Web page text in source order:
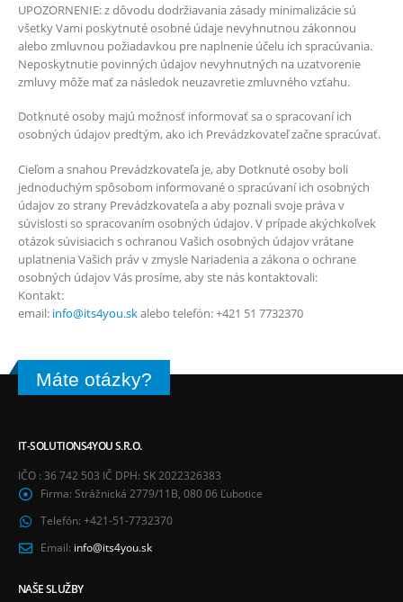
UPOZORNENIE: z dôvodu dodržiavania zásady minimalizácie sú
všetky Vami poskytnuté osobné údaje nevyhnutnou zákonnou
alebo zmluvnou požiadavkou pre naplnenie účelu ich spracúvania.
Neposkytnutie povinných údajov nevyhnutných na uzatvorenie
zmluvy môže mať za následok neuzavretie zmluvného vzťahu.
Dotknuté osoby majú možnosť informovať sa o spracovaní ich
osobných údajov predtým, ako ich Prevádzkovateľ začne spracúvať.
Cieľom a snahou Prevádzkovateľa je, aby Dotknuté osoby boli
jednoduchým spôsobom informované o spracúvaní ich osobných
údajov zo strany Prevádzkovateľa a aby poznali svoje práva v
súvislosti so spracovaním osobných údajov. V prípade akýchkoľvek
otázok súvisiacich s ochranou Vašich osobných údajov vrátane
uplatnenia Vašich práv v zmysle Nariadenia a zákona o ochrane
osobných údajov Vás prosíme, aby ste nás kontaktovali:
Kontakt:
email: info@its4you.skalebo telefón: +421 51 7732370
Máte otázky?
IT-SOLUTIONS4YOU S.R.O.
IČO : 36 742 503 IČ DPH: SK 2022326383
Firma: Strážnická 2779/11B, 080 06 Ľubotice
Telefón: +421-51-7732370
Email: info@its4you.sk
NAŠE SLUŽBY